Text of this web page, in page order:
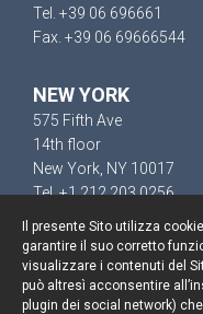
Tel. +39 06 696661
Fax. +39 06 69666544
NEW YORK
575 Fifth Ave
14th floor
New York, NY 10017
Tel. +1 212 203 0256
Il presente Sito utilizza
garantire il suo corretto
visualizzare i contenuti del
può altresì acconsentire
plugin dei social network)